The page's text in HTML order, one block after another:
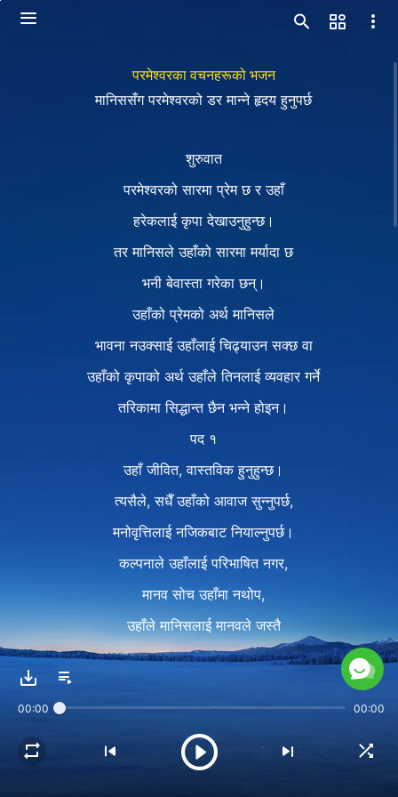
परमेश्‍वरका वचनहरूको भजन
मानिससँग परमेश्‍वरको डर मान्ने हृदय हुनुपर्छ
शुरुवात
परमेश्‍वरको सारमा प्रेम छ र उहाँ
हरेकलाई कृपा देखाउनुहुन्छ।
तर मानिसले उहाँको सारमा मर्यादा छ
भनी बेवास्ता गरेका छन्।
उहाँको प्रेमको अर्थ मानिसले
भावना नउक्साई उहाँलाई चिढ्याउन सक्छ वा
उहाँको कृपाको अर्थ उहाँले तिनलाई व्यवहार गर्ने
तरिकामा सिद्धान्त छैन भन्ने होइन।
पद १
उहाँ जीवित, वास्तविक हुनुहुन्छ।
त्यसैले, सधैँ उहाँको आवाज सुन्नुपर्छ,
मनोवृत्तिलाई नजिकबाट नियाल्नुपर्छ।
कल्पनाले उहाँलाई परिभाषित नगर,
मानव सोच उहाँमा नथोप,
उहाँले मानिसलाई मानवले जस्तै
व्यवहार गर्ने नतुल्याऊ।
मर्यादालाई चुनौती दिनेछौ, क्रोध निम्त्याउनेछौ।
00:00 00:00